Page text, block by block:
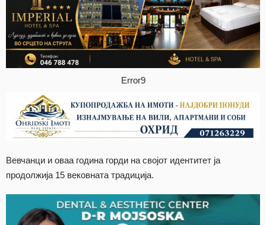
Error9
Вевчанци и оваа година горди на својот идентитет ја
продолжија 15 вековната традиција.